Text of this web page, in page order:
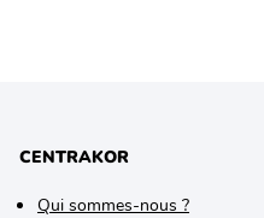
CENTRAKOR
Qui sommes-nous ?